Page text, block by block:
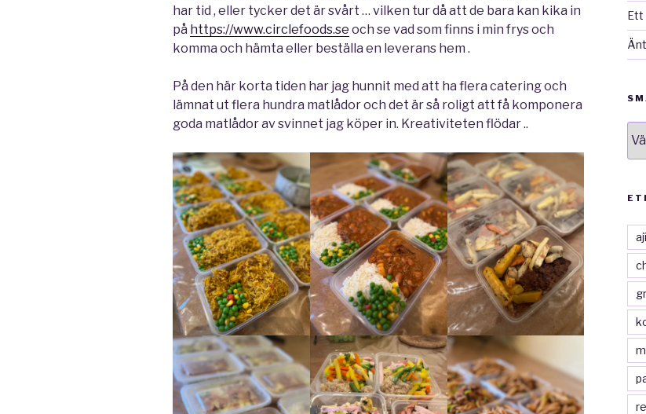
har tid , eller tycker det är svårt … vilken tur då att de bara kan kika in
på https://www.circlefoods.se och se vad som finns i min frys och
komma och hämta eller beställa en leverans hem .
På den här korta tiden har jag hunnit med att ha flera catering och
lämnat ut flera hundra matlådor och det är så roligt att få komponera
goda matlådor av svinnet jag köper in. Kreativiteten flödar ..
Ett